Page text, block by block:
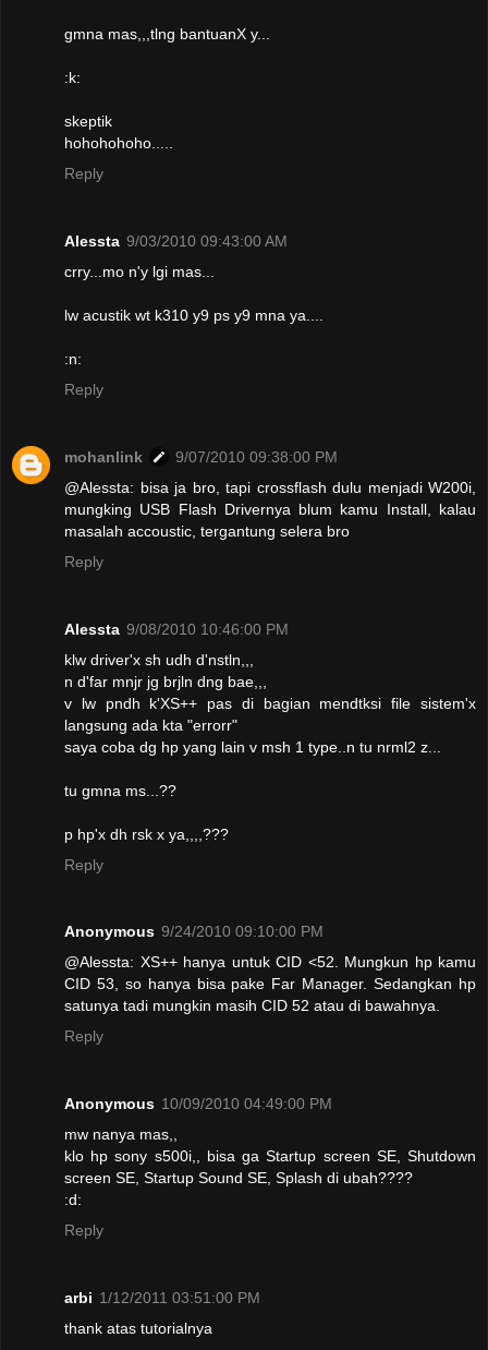
gmna mas,,,tlng bantuanX y...
:k:
skeptik
hohohohoho.....
Reply
Alessta 9/03/2010 09:43:00 AM
crry...mo n'y lgi mas...
lw acustik wt k310 y9 ps y9 mna ya....
:n:
Reply
mohanlink
9/07/2010 09:38:00 PM
@Alessta: bisa ja bro, tapi crossflash dulu menjadi W200i,
mungking USB Flash Drivernya blum kamu Install, kalau
masalah accoustic, tergantung selera bro
Reply
Alessta 9/08/2010 10:46:00 PM
klw driver'x sh udh d'nstln,,,
n d'far mnjr jg brjln dng bae,,,
v lw pndh k'XS++ pas di bagian mendtksi file sistem'x
langsung ada kta "errorr"
saya coba dg hp yang lain v msh 1 type..n tu nrml2 z...
tu gmna ms...??
p hp'x dh rsk x ya,,,,???
Reply
Anonymous 9/24/2010 09:10:00 PM
@Alessta: XS++ hanya untuk CID <52. Mungkun hp kamu
CID 53, so hanya bisa pake Far Manager. Sedangkan hp
satunya tadi mungkin masih CID 52 atau di bawahnya.
Reply
Anonymous 10/09/2010 04:49:00 PM
mw nanya mas,,
klo hp sony s500i,, bisa ga Startup screen SE, Shutdown
screen SE, Startup Sound SE, Splash di ubah????
:d:
Reply
arbi 1/12/2011 03:51:00 PM
thank atas tutorialnya